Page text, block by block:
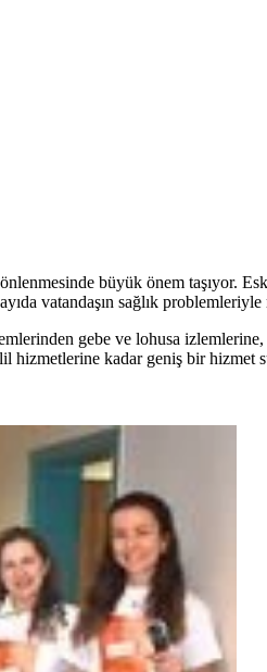
büyük önem taşıyor.
vatandaşın sağlık
gebe ve lohusa
hizmetlerine kadar geniş bir hizmet